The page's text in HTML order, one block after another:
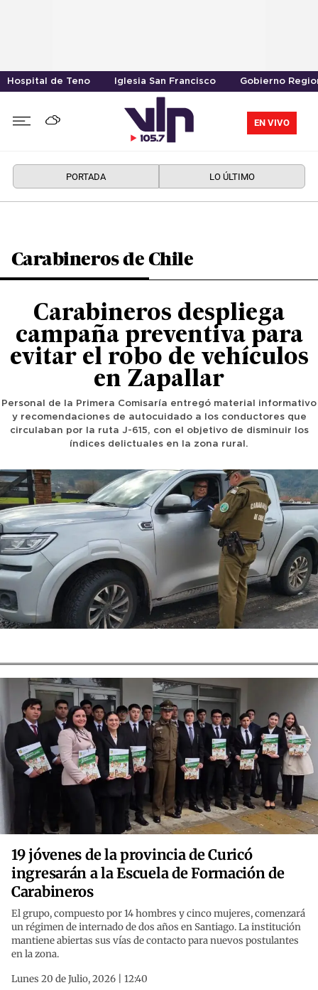
Hospital de Teno Iglesia San Francisco Gobierno
EN VIVO
PORTADA LO ÚLTIMO
Carabineros de Chile
Carabineros despliega
campaña preventiva para
evitar el robo de vehículos
en Zapallar
Personal de la Primera Comisaría entregó material informativo
y recomendaciones de autocuidado a los conductores que
circulaban por la ruta J-615, con el objetivo de disminuir los
índices delictuales en la zona rural.
19 jóvenes de la provincia de Curicó
ingresarán a la Escuela de Formación de
Carabineros
El grupo, compuesto por 14 hombres y cinco mujeres, comenzará
un régimen de internado de dos años en Santiago. La institución
mantiene abiertas sus vías de contacto para nuevos postulantes
en la zona.
Lunes 20 de Julio, 2026 | 12:40